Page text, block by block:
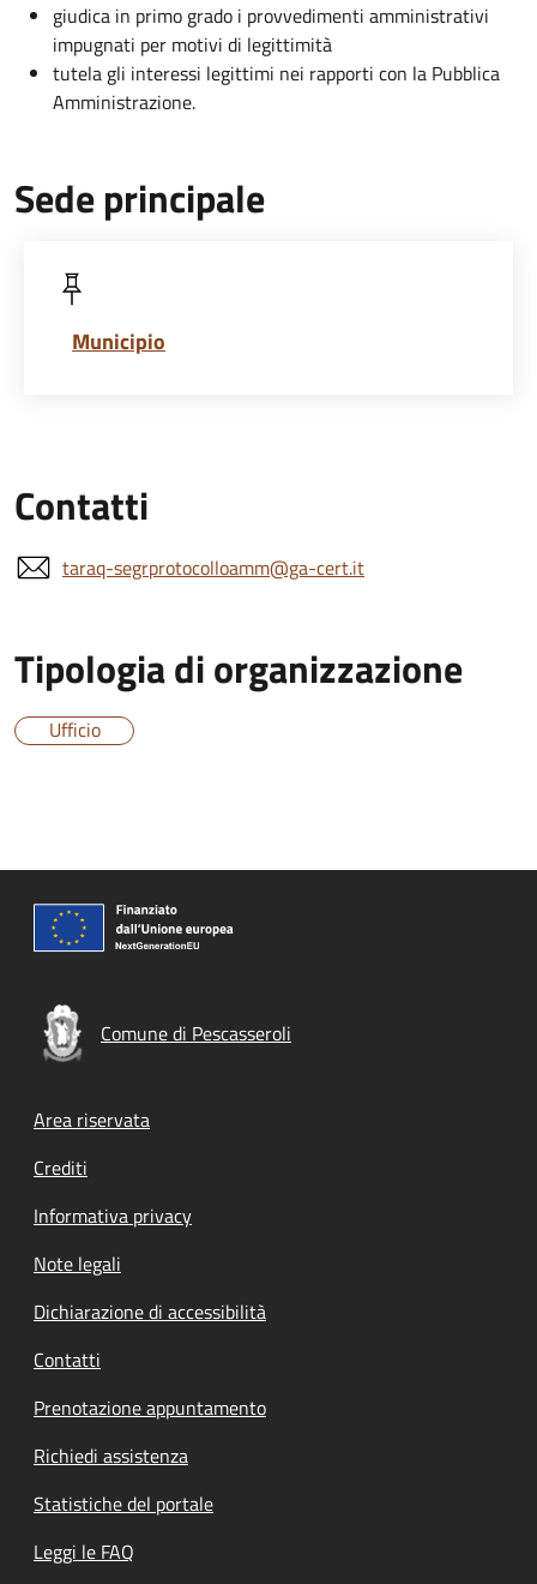
giudica in primo grado i provvedimenti amministrativi
impugnati per motivi di legittimità
tutela gli interessi legittimi nei rapporti con la Pubblica
Amministrazione.
Sede principale
Municipio
Contatti
taraq-segrprotocolloamm@ga-cert.it
Tipologia di organizzazione
Ufficio
Comune di Pescasseroli
Footer menu
Area riservata
Crediti
Informativa privacy
Note legali
Dichiarazione di accessibilità
Contatti
Prenotazione appuntamento
Richiedi assistenza
Statistiche del portale
Leggi le FAQ